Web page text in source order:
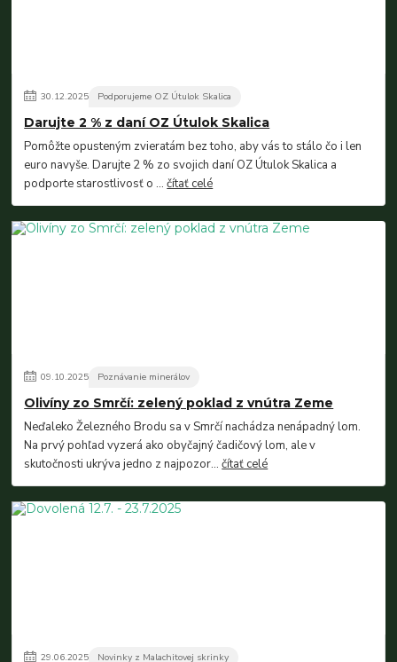
30.12.2025 Podporujeme OZ Útulok Skalica
Darujte 2 % z daní OZ Útulok Skalica
Pomôžte opusteným zvieratám bez toho, aby vás to stálo čo i len
euro navyše. Darujte 2 % zo svojich daní OZ Útulok Skalica a
podporte starostlivosť o ...čítať celé
09.10.2025 Poznávanie minerálov
Olivíny zo Smrčí: zelený poklad z vnútra Zeme
Neďaleko Železného Brodu sa v Smrčí nachádza nenápadný lom.
Na prvý pohľad vyzerá ako obyčajný čadičový lom, ale v
skutočnosti ukrýva jedno z najpozor...čítať celé
29.06.2025 Novinky z Malachitovej skrinky